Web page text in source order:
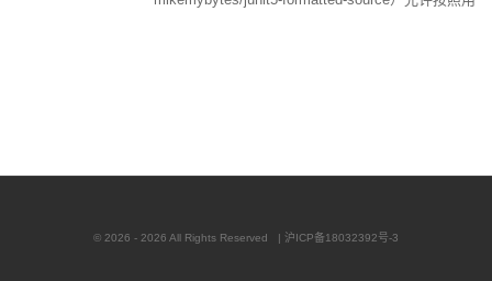
© 2026 - 2026 All Rights Reserved | 沪ICP备18032392号-3